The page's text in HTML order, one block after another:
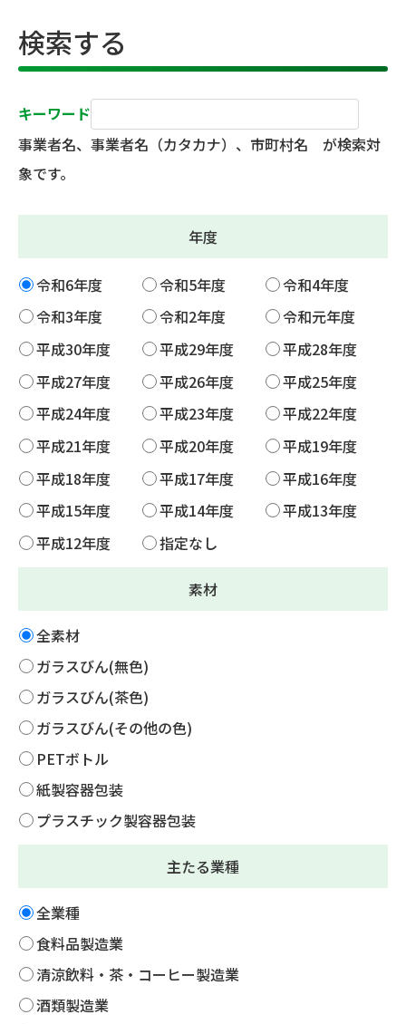
検索する
キーワード
事業者名、事業者名（カタカナ）、市町村名 が検索対
象です。
年度
令和6年度 令和5年度
令和4年度
令和3年度
令和2年度
令和元年度
平成30年度
平成29年度
平成28年度
平成27年度
平成26年度
平成25年度
平成24年度
平成23年度
平成22年度
平成21年度
平成20年度
平成19年度
平成18年度
平成17年度
平成16年度
平成15年度
平成14年度
平成13年度
平成12年度
指定なし
素材
全素材
ガラスびん(無色)
ガラスびん(茶色)
ガラスびん(その他の色)
PETボトル
紙製容器包装
プラスチック製容器包装
主たる業種
全業種
食料品製造業
清涼飲料・茶・コーヒー製造業
酒類製造業